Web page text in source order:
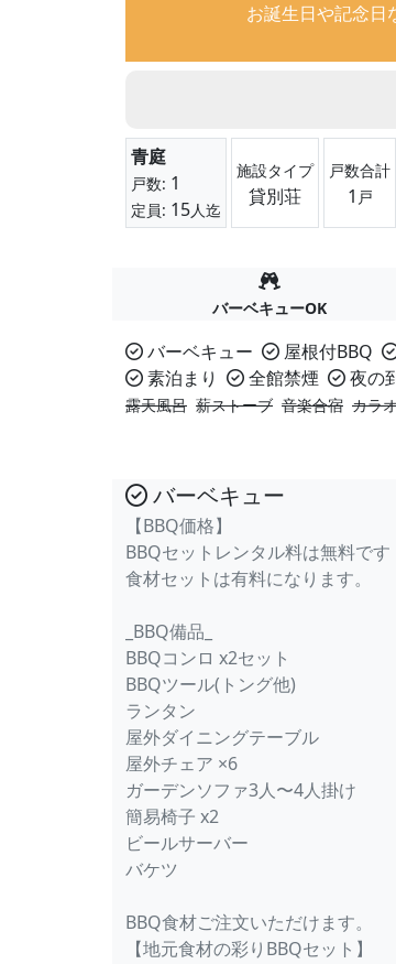
お誕生日や記念日
青庭
戸数: 1
定員: 15人迄
施設タイプ
貸別荘
戸数合計
1 戸
バーベキューOK
バーベキュー 屋根付BBQ
素泊まり
全館禁煙 夜の
露天風呂 薪ストーブ 音楽合宿 カラ
バーベキュー
【BBQ価格】
BBQセットレンタル料は無料です
食材セットは有料になります。
_BBQ備品_
BBQコンロ x2セット
BBQツール(トング他)
ランタン
屋外ダイニングテーブル
屋外チェア ×6
ガーデンソファ3人〜4人掛け
簡易椅子 x2
ビールサーバー
バケツ
BBQ食材ご注文いただけます。
【地元食材の彩りBBQセット】